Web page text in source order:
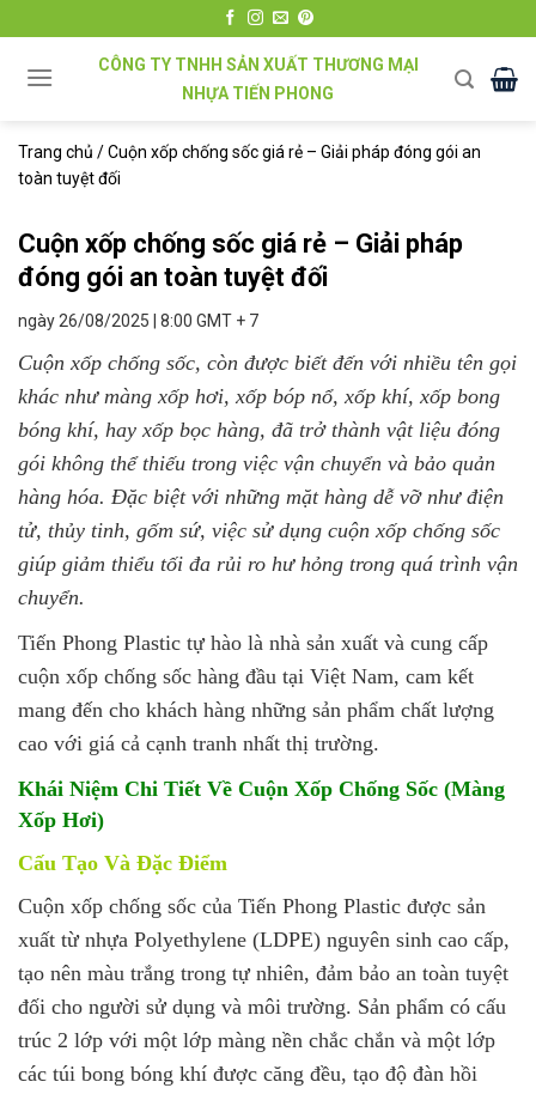
đến
CÔNG TY TNHH SẢN XUẤT THƯƠNG MẠI
NHỰA TIẾN PHONG
Trang chủ /Cuộn xốp chống sốc giá rẻ – Giải pháp đóng gói an
toàn tuyệt đối
Cuộn xốp chống sốc giá rẻ – Giải pháp
đóng gói an toàn tuyệt đối
ngày 26/08/2025 | 8:00 GMT + 7
Cuộn xốp chống sốc, còn được biết đến với nhiều tên gọi
khác như màng xốp hơi, xốp bóp nổ, xốp khí, xốp bong
bóng khí, hay xốp bọc hàng, đã trở thành vật liệu đóng
gói không thể thiếu trong việc vận chuyển và bảo quản
hàng hóa. Đặc biệt với những mặt hàng dễ vỡ như điện
tử, thủy tinh, gốm sứ, việc sử dụng cuộn xốp chống sốc
giúp giảm thiểu tối đa rủi ro hư hỏng trong quá trình vận
chuyển.
Tiến Phong Plastic tự hào là nhà sản xuất và cung cấp
cuộn xốp chống sốc hàng đầu tại Việt Nam, cam kết
mang đến cho khách hàng những sản phẩm chất lượng
cao với giá cả cạnh tranh nhất thị trường.
Khái Niệm Chi Tiết Về Cuộn Xốp Chống Sốc (Màng
Xốp Hơi)
Cấu Tạo Và Đặc Điểm
Cuộn xốp chống sốc của Tiến Phong Plastic được sản
xuất từ nhựa Polyethylene (LDPE) nguyên sinh cao cấp,
tạo nên màu trắng trong tự nhiên, đảm bảo an toàn tuyệt
đối cho người sử dụng và môi trường. Sản phẩm có cấu
trúc 2 lớp với một lớp màng nền chắc chắn và một lớp
các túi bong bóng khí được căng đều, tạo độ đàn hồi